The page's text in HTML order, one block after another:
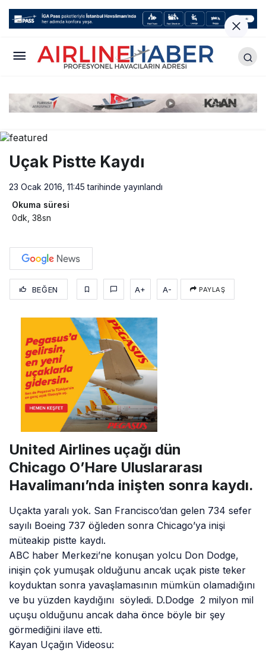
Uçak Pistte Kaydı
23 Ocak 2016, 11:45 tarihinde yayınlandı
Okuma süresi
0dk, 38sn
BEĞEN A+ A- PAYLAŞ
United Airlines uçağı dün
Chicago O’Hare Uluslararası
Havalimanı’nda inişten sonra kaydı.
Uçakta yaralı yok. San Francisco’dan gelen 734 sefer
sayılı Boeing 737 öğleden sonra Chicago’ya inişi
müteakip pistte kaydı.
ABC haber Merkezi’ne konuşan yolcu Don Dodge,
inişin çok yumuşak olduğunu ancak uçak piste teker
koyduktan sonra yavaşlamasının mümkün olamadığını
ve bu yüzden kaydığını söyledi. D.Dodge 2 milyon mil
uçuşu olduğunu ancak daha önce böyle bir şey
görmediğini ilave etti.
Kayan Uçağın Videosu: